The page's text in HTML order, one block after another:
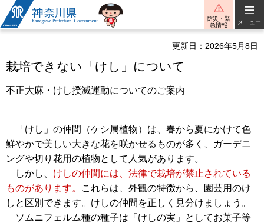
神奈川県
防災・緊
急情報
メニュー
更新日：2026年5月8日
栽培できない「けし」について
不正大麻・けし撲滅運動についてのご案内
「けし」の仲間（ケシ属植物）は、春から夏にかけて色
鮮やかで美しい大きな花を咲かせるものが多く、ガーデニ
ングや切り花用の植物として人気があります。
しかし、 けしの仲間には、法律で栽培が禁止されている
ものがあります。
これらは、外観の特徴から、園芸用のけ
しと区別できます。けしの仲間を正しく見分けましょう。
ソムニフェルム種の種子は「けしの実」としてお菓子等